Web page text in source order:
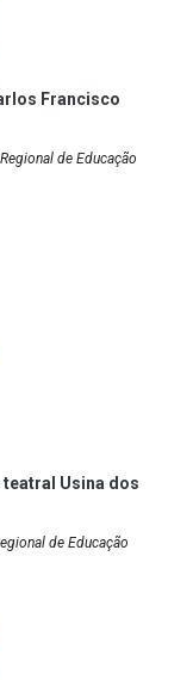
Francisco
de Educação
teatral Usina dos
de Educação